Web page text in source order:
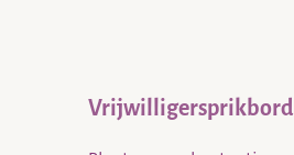
Vrijwilligersprikbord